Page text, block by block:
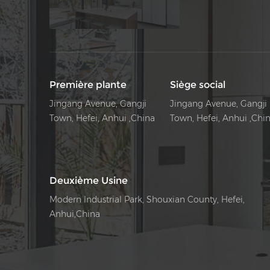
Première plante
Jingang Avenue, Gangji
Town, Hefei, Anhui ,China
Siège social
Jingang Avenue, Gangji
Town, Hefei, Anhui
Deuxième Usine
Modern Industrial Park, Shouxian County, Hefei,
Anhui,China